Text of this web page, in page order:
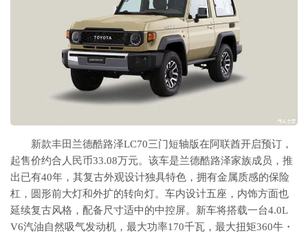
新款丰田兰德酷路泽LC70三门短轴版在阿联酋开启预订，
起售价约合人民币33.08万元。该车是兰德酷路泽家族成员，推
出已有40年，其复古外观设计独具特色，拥有金属质感的保险
杠，圆形前大灯和外扩的转向灯。车内设计五座，内饰方面也
延续复古风格，配备尺寸适中的中控屏。新车将搭载一台4.0L
V6汽油自然吸气发动机，最大功率170千瓦，最大扭矩360牛・